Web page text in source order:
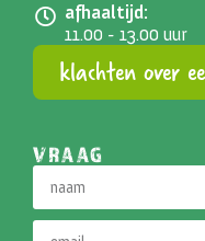
afhaaltijd:
11.00 - 13.00 uur
klachten over
VRAAG